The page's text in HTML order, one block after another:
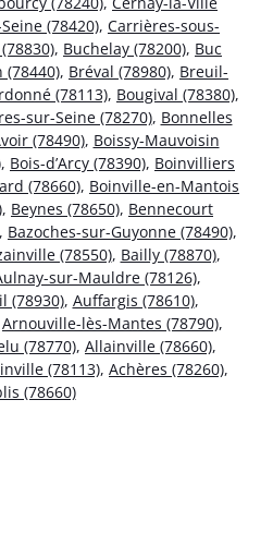
(78420), Carrières-sous-
, Buchelay (78200), Buc
(78440), Bréval (78980), Breuil-
(78113), Bougival (78380),
sur-Seine (78270), Bonnelles
(78490), Boissy-Mauvoisin
, Bois-d’Arcy (78390), Boinvilliers
(78660), Boinville-en-Mantois
, Beynes (78650), Bennecourt
, Bazoches-sur-Guyonne (78490),
(78550), Bailly (78870),
sur-Mauldre (78126),
(78930), Auffargis (78610),
Arnouville-lès-Mantes (78790),
(78770), Allainville (78660),
(78113), Achères (78260),
(78660)